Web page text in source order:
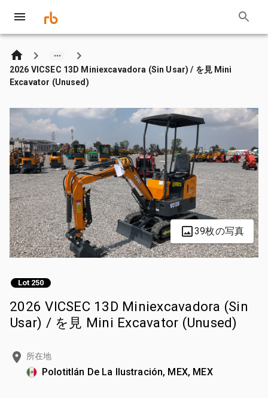
2026 VICSEC 13D Miniexcavadora (Sin Usar) / を見 Mini
Excavator (Unused)
39枚の写真
Lot 250
2026 VICSEC 13D Miniexcavadora (Sin
Usar) / を見 Mini Excavator (Unused)
所在地
Polotitlán De La Ilustración, MEX, MEX